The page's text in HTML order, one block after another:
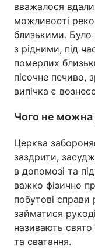
вважалося
можливості
близькими. Було
з рідними, під
померлих
пісочне печиво,
випічка є
Чого не можна
Церква
заздрити,
в допомозі та
важко фізично
побутові
займатися
називають
та сватання.